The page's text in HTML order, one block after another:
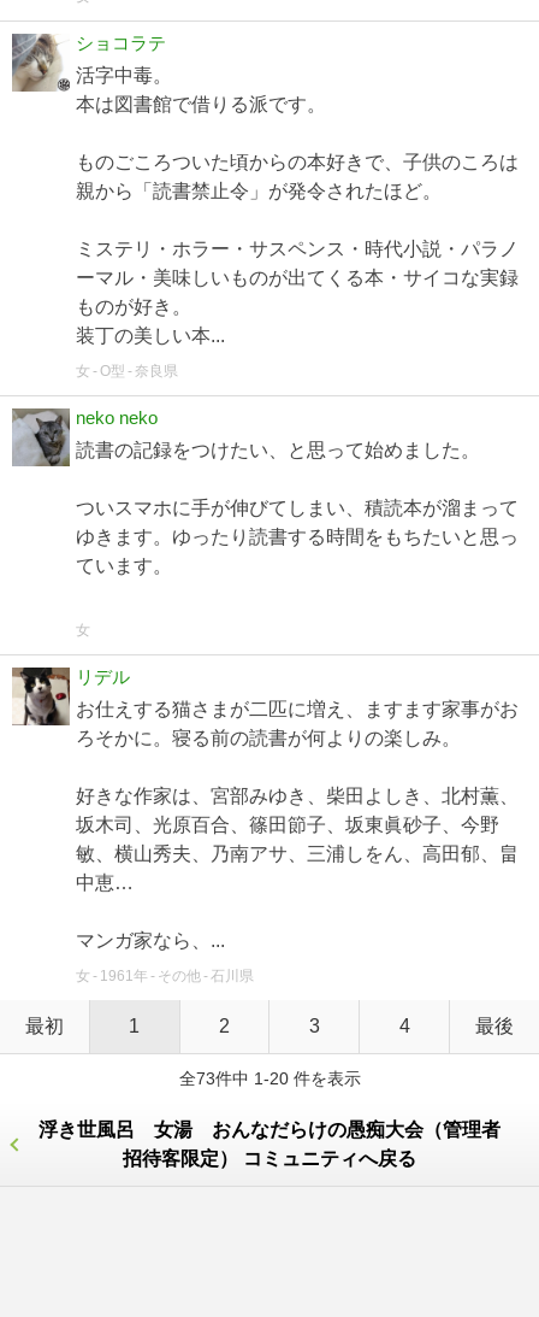
ショコラテ
活字中毒。
本は図書館で借りる派です。
ものごころついた頃からの本好きで、子供のころは
親から「読書禁止令」が発令されたほど。
ミステリ・ホラー・サスペンス・時代小説・パラノ
ーマル・美味しいものが出てくる本・サイコな実録
ものが好き。
装丁の美しい本...
女 O型 奈良県
neko neko
読書の記録をつけたい、と思って始めました。
ついスマホに手が伸びてしまい、積読本が溜まって
ゆきます。ゆったり読書する時間をもちたいと思っ
ています。
女
リデル
お仕えする猫さまが二匹に増え、ますます家事がお
ろそかに。寝る前の読書が何よりの楽しみ。
好きな作家は、宮部みゆき、柴田よしき、北村薫、
坂木司、光原百合、篠田節子、坂東眞砂子、今野
敏、横山秀夫、乃南アサ、三浦しをん、高田郁、畠
中恵…
マンガ家なら、...
女 1961年 その他 石川県
最初 1 2 3 4 最後
全73件中 1-20 件を表示
浮き世風呂 女湯 おんなだらけの愚痴大会（管理者
招待客限定） コミュニティへ戻る